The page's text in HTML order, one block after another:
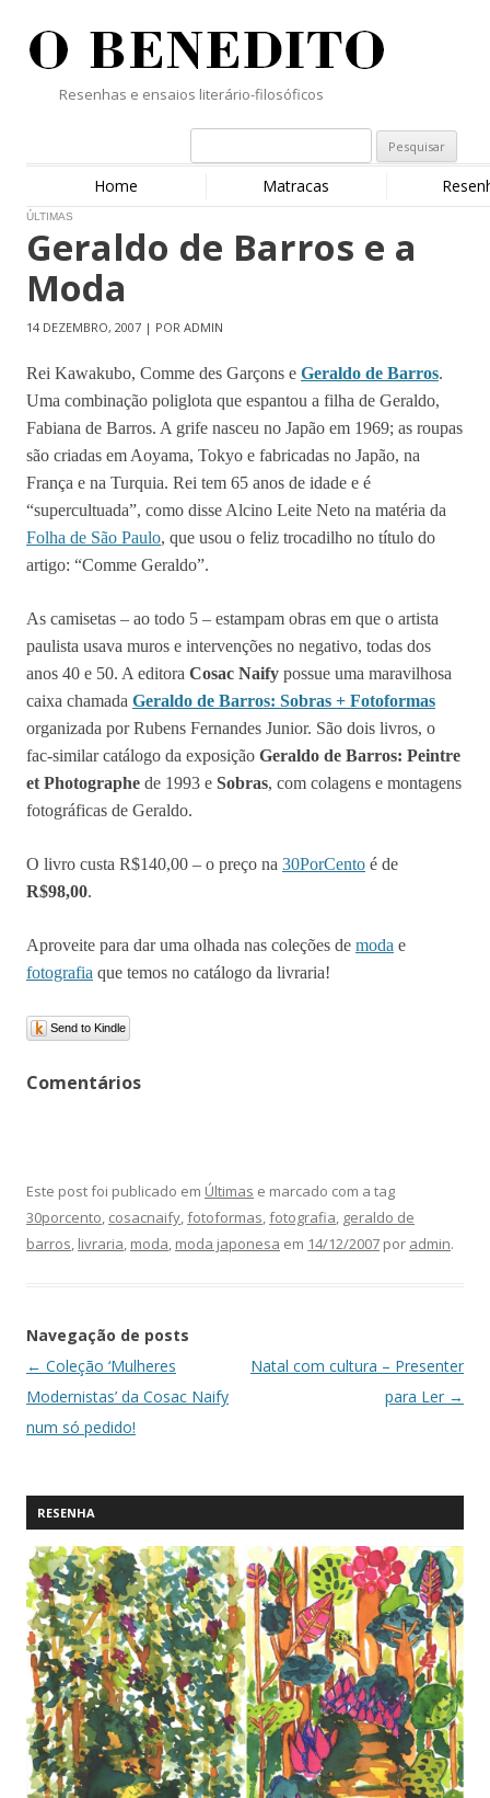
Resenhas e ensaios literário-filosóficos
Home Matracas
ÚLTIMAS
Geraldo de Barros e a
Moda
14 DEZEMBRO, 2007 | POR ADMIN
Rei Kawakubo, Comme des Garçons e Geraldo de Barros.
Uma combinação poliglota que espantou a filha de Geraldo,
Fabiana de Barros. A grife nasceu no Japão em 1969; as roupas
são criadas em Aoyama, Tokyo e fabricadas no Japão, na
França e na Turquia. Rei tem 65 anos de idade e é
“supercultuada”, como disse Alcino Leite Neto na matéria da
Folha de São Paulo, que usou o feliz trocadilho no título do
artigo: “Comme Geraldo”.
As camisetas – ao todo 5 – estampam obras em que o artista
paulista usava muros e intervenções no negativo, todas dos
anos 40 e 50. A editora Cosac Naify possue uma maravilhosa
caixa chamada Geraldo de Barros: Sobras + Fotoformas
organizada por Rubens Fernandes Junior. São dois livros, o
fac-similar catálogo da exposição Geraldo de Barros: Peintre
et Photographe de 1993 e Sobras, com colagens e montagens
fotográficas de Geraldo.
O livro custa R$140,00 – o preço na 30PorCento é de
R$98,00.
Aproveite para dar uma olhada nas coleções de moda e
fotografia que temos no catálogo da livraria!
Send to Kindle
Comentários
Este post foi publicado em Últimas e marcado com a tag
30porcento cosacnaify fotoformas fotografia geraldo de
barros livraria moda moda japonesa em 14/12/2007 por admin.
Navegação de posts
← Coleção ‘Mulheres
Modernistas’ da Cosac Naify
num só pedido!
Natal com cultura – Presenter
para Ler →
RESENHA